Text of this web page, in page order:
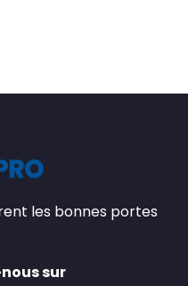
les bonnes portes
sur